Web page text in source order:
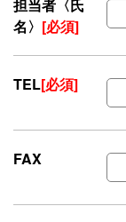
担当者〈氏
名〉 [必須]
TEL[必須]
FAX